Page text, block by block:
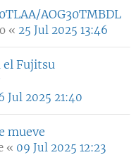
AOG30TMBDL
« 25 Jul 2025 13:46
el Fujitsu
Jul 2025 21:40
mueve
« 09 Jul 2025 12:23